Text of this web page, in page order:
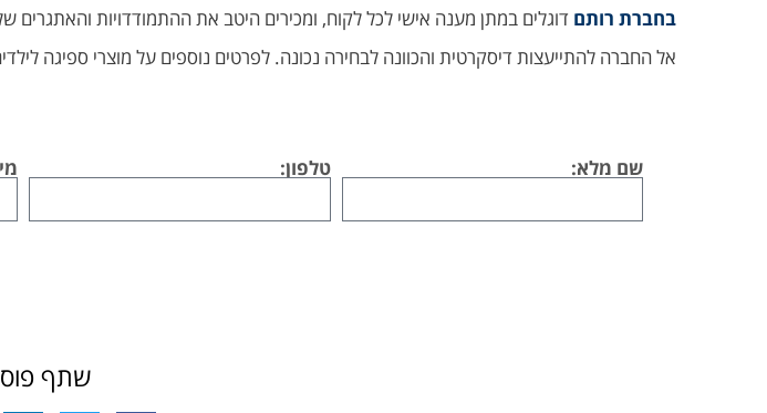
בחברת רותם דוגלים במתן מענה אישי לכל לקוח, ומכירים היטב את ההתמודדויות והאתגרים
אל החברה להתייעצות דיסקרטית והכוונה לבחירה נכונה. לפרטים נוספים על מוצרי ספיגה
שם מלא: טלפון:
שתף